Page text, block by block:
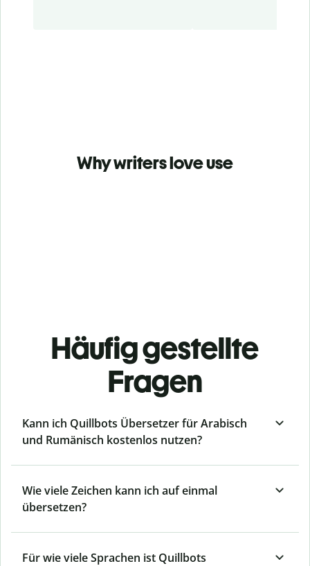
Why writers love use
Häufig gestellte
Fragen
Kann ich Quillbots Übersetzer für Arabisch
und Rumänisch kostenlos nutzen?
Wie viele Zeichen kann ich auf einmal
übersetzen?
Für wie viele Sprachen ist Quillbots